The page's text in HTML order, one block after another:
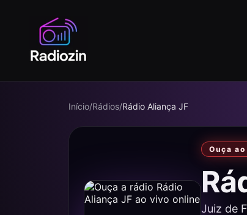
Início/Rádios/Rádio Aliança JF
Ouça
Juiz de